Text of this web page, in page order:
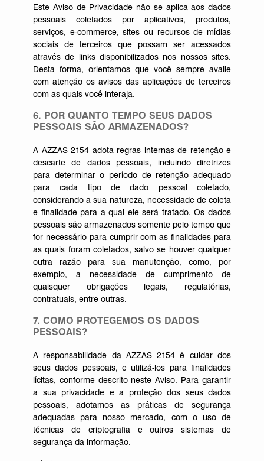
Este Aviso de Privacidade não se aplica aos dados
pessoais coletados por aplicativos, produtos,
serviços, e-commerce, sites ou recursos de mídias
sociais de terceiros que possam ser acessados
através de links disponibilizados nos nossos sites.
Desta forma, orientamos que você sempre avalie
com atenção os avisos das aplicações de terceiros
com as quais você interaja.
6. POR QUANTO TEMPO SEUS DADOS
PESSOAIS SÃO ARMAZENADOS?
A AZZAS 2154 adota regras internas de retenção e
descarte de dados pessoais, incluindo diretrizes
para determinar o período de retenção adequado
para cada tipo de dado pessoal coletado,
considerando a sua natureza, necessidade de coleta
e finalidade para a qual ele será tratado. Os dados
pessoais são armazenados somente pelo tempo que
for necessário para cumprir com as finalidades para
as quais foram coletados, salvo se houver qualquer
outra razão para sua manutenção, como, por
exemplo, a necessidade de cumprimento de
quaisquer obrigações legais, regulatórias,
contratuais, entre outras.
7. COMO PROTEGEMOS OS DADOS
PESSOAIS?
A responsabilidade da AZZAS 2154 é cuidar dos
seus dados pessoais, e utilizá-los para finalidades
lícitas, conforme descrito neste Aviso. Para garantir
a sua privacidade e a proteção dos seus dados
pessoais, adotamos as práticas de segurança
adequadas para nosso mercado, com o uso de
técnicas de criptografia e outros sistemas de
segurança da informação.